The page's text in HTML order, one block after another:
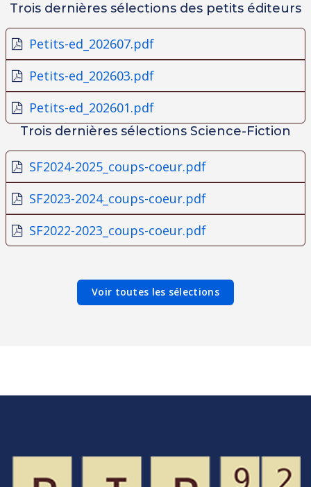
Trois dernières sélections des petits éditeurs
Petits-ed_202607.pdf
Petits-ed_202603.pdf
Petits-ed_202601.pdf
Trois dernières sélections Science-Fiction
SF2024-2025_coups-coeur.pdf
SF2023-2024_coups-coeur.pdf
SF2022-2023_coups-coeur.pdf
Voir toutes les sélections